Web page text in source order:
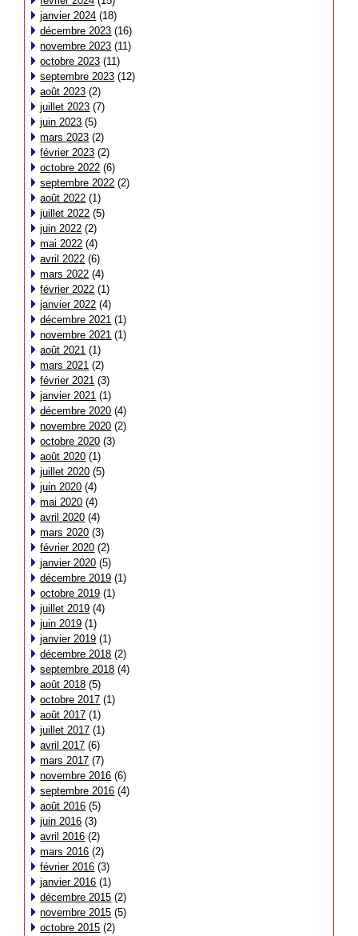
janvier 2024 (18)
décembre 2023 (16)
novembre 2023 (11)
octobre 2023 (11)
septembre 2023 (12)
août 2023 (2)
juillet 2023 (7)
juin 2023 (5)
mars 2023 (2)
février 2023 (2)
octobre 2022 (6)
septembre 2022 (2)
août 2022 (1)
juillet 2022 (5)
juin 2022 (2)
mai 2022 (4)
avril 2022 (6)
mars 2022 (4)
février 2022 (1)
janvier 2022 (4)
décembre 2021 (1)
novembre 2021 (1)
août 2021 (1)
mars 2021 (2)
février 2021 (3)
janvier 2021 (1)
décembre 2020 (4)
novembre 2020 (2)
octobre 2020 (3)
août 2020 (1)
juillet 2020 (5)
juin 2020 (4)
mai 2020 (4)
avril 2020 (4)
mars 2020 (3)
février 2020 (2)
janvier 2020 (5)
décembre 2019 (1)
octobre 2019 (1)
juillet 2019 (4)
juin 2019 (1)
janvier 2019 (1)
décembre 2018 (2)
septembre 2018 (4)
août 2018 (5)
octobre 2017 (1)
août 2017 (1)
juillet 2017 (1)
avril 2017 (6)
mars 2017 (7)
novembre 2016 (6)
septembre 2016 (4)
août 2016 (5)
juin 2016 (3)
avril 2016 (2)
mars 2016 (2)
février 2016 (3)
janvier 2016 (1)
décembre 2015 (2)
novembre 2015 (5)
octobre 2015 (2)